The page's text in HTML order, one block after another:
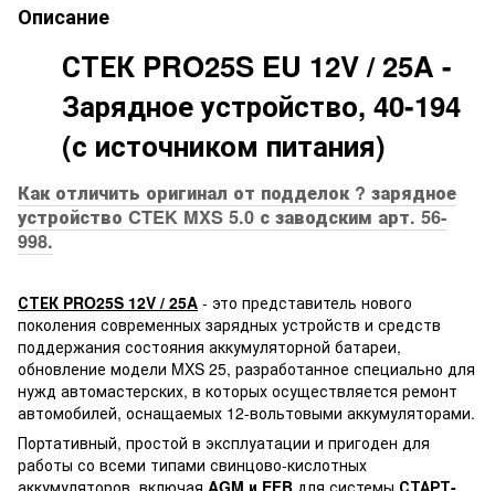
Описание
СТЕК PRO25S EU 12V / 25A -
Зарядное устройство, 40-194
(с источником питания)
Как отличить оригинал от подделок ? зарядное
устройство CTEK MXS 5.0 с заводским арт. 56-
998.
СТЕК PRO25S 12V / 25A - это представитель нового
поколения современных зарядных устройств и средств
поддержания состояния аккумуляторной батареи,
обновление модели MXS 25, разработанное специально для
нужд автомастерских, в которых осуществляется ремонт
автомобилей, оснащаемых 12-вольтовыми аккумуляторами.
Портативный, простой в эксплуатации и пригоден для
работы со всеми типами свинцово-кислотных
аккумуляторов, включая AGM и EFB для системы СТАРТ-